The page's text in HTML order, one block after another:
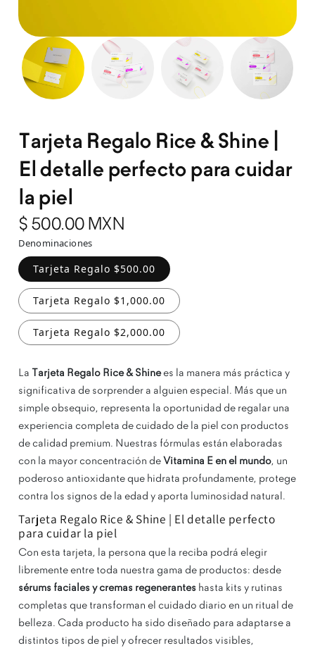
Abrir enlace
Tarjeta Regalo Rice & Shine |
El detalle perfecto para cuidar
la piel
Precio habitual
$ 500.00 MXN
Denominaciones
Tarjeta Regalo $500.00
Tarjeta Regalo $1,000.00
Tarjeta Regalo $2,000.00
LaTarjeta Regalo Rice & Shinees la manera más práctica y
significativa de sorprender a alguien especial. Más que un
simple obsequio, representa la oportunidad de regalar una
experiencia completa de cuidado de la piel con productos
de calidad premium. Nuestras fórmulas están elaboradas
con la mayor concentración deVitamina E en el mundo, un
poderoso antioxidante que hidrata profundamente, protege
contra los signos de la edad y aporta luminosidad natural.
Tarjeta Regalo Rice & Shine | El detalle perfecto
para cuidar la piel
Con esta tarjeta, la persona que la reciba podrá elegir
libremente entre toda nuestra gama de productos: desde
sérums faciales y cremas regenerantes hasta kits y rutinas
completas que transforman el cuidado diario en un ritual de
belleza. Cada producto ha sido diseñado para adaptarse a
distintos tipos de piel y ofrecer resultados visibles,